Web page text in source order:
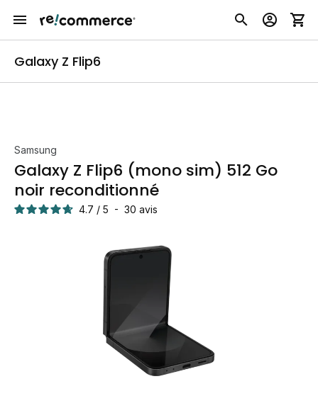
Galaxy Z Flip6
Samsung
Galaxy Z Flip6 (mono sim) 512 Go
noir reconditionné
4.7 / 5 - 30 avis